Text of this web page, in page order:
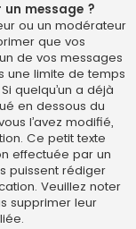
message ?
ou un modérateur
que vos
de vos messages
une limite de temps
quelqu’un a déjà
en dessous du
l’avez modifié,
Ce petit texte
effectuée par un
puissent rédiger
Veuillez noter
supprimer leur